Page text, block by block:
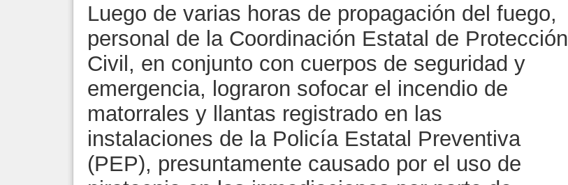
Luego de varias horas de propagación del fuego,
personal de la Coordinación Estatal de Protección
Civil, en conjunto con cuerpos de seguridad y
emergencia, lograron sofocar el incendio de
matorrales y llantas registrado en las
instalaciones de la Policía Estatal Preventiva
(PEP), presuntamente causado por el uso de